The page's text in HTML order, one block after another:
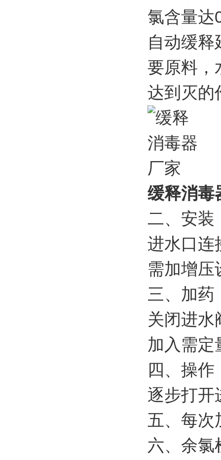
氯含量达
自动缓
要原料，
达到灭的
缓释消毒
二、安装
进水口连
需加增压
三、加药
关闭进水
加入需定
四、操作
逐步打开
五、每次
六、余氯